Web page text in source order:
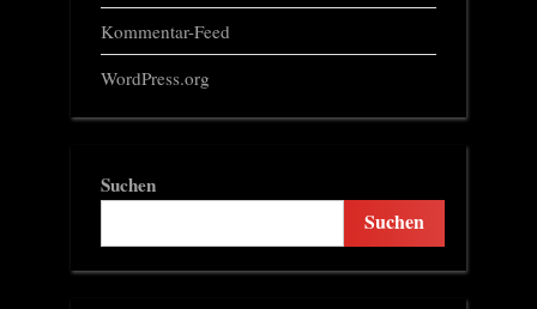
Kommentar-Feed
WordPress.org
Suchen
Suchen